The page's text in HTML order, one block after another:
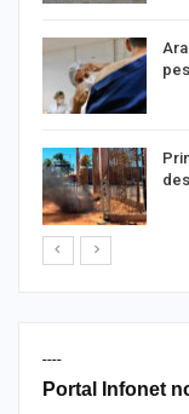
----
Portal Infonet